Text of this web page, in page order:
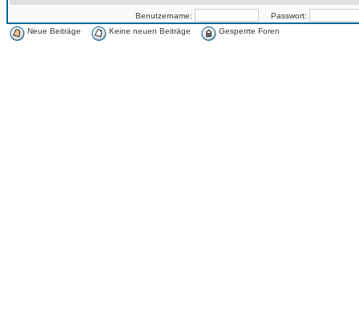
Benutzername:
Passwort:
Neue Beiträge
Keine neuen Beiträge Gesperrte Foren